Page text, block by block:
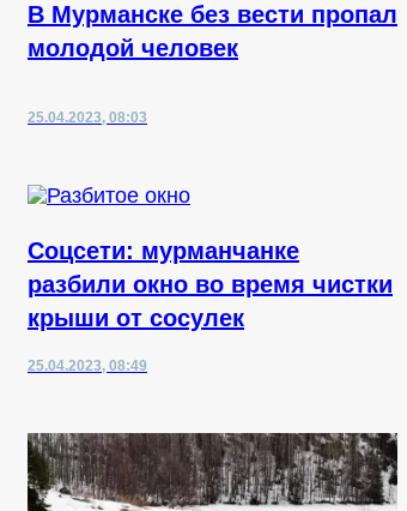
В Мурманске без вести пропал
молодой человек
25.04.2023, 08:03
Соцсети: мурманчанке
разбили окно во время чистки
крыши от сосулек
25.04.2023, 08:49